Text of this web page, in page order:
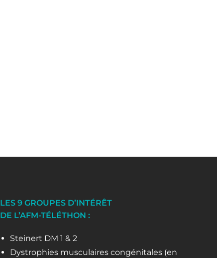
LES 9 GROUPES D’INTÉRÊT
DE L’AFM-TÉLÉTHON :
Steinert DM 1 & 2
Dystrophies musculaires congénitales (en